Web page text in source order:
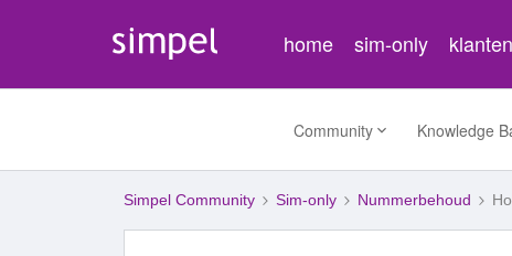
home sim-only
Community Knowledge
Simpel Community Sim-only Nummerbehoud